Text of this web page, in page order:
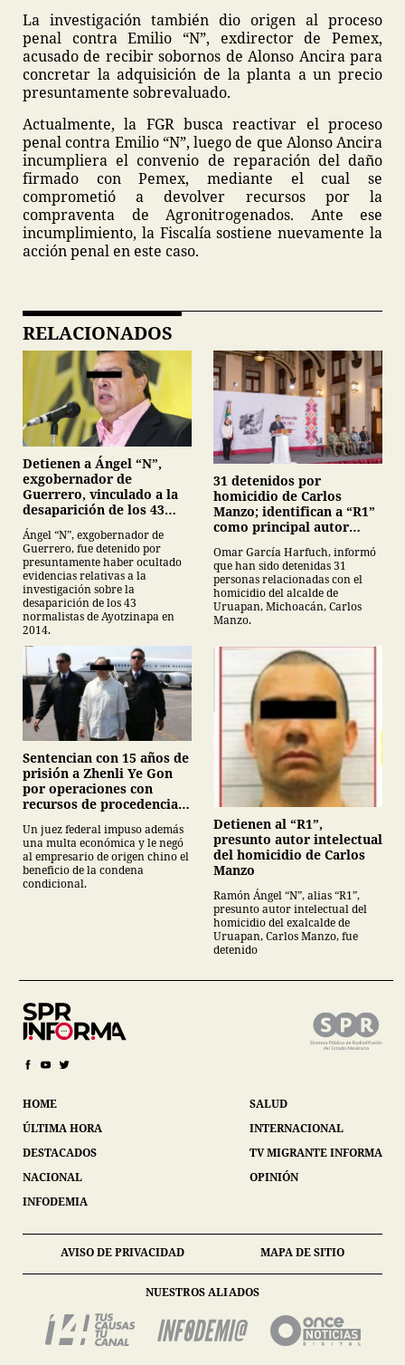
La investigación también dio origen al proceso
penal contra Emilio “N”, exdirector de Pemex,
acusado de recibir sobornos de Alonso Ancira para
concretar la adquisición de la planta a un precio
presuntamente sobrevaluado.
Actualmente, la FGR busca reactivar el proceso
penal contra Emilio “N”, luego de que Alonso Ancira
incumpliera el convenio de reparación del daño
firmado con Pemex, mediante el cual se
comprometió a devolver recursos por la
compraventa de Agronitrogenados. Ante ese
incumplimiento, la Fiscalía sostiene nuevamente la
acción penal en este caso.
RELACIONADOS
Detienen a Ángel “N”,
exgobernador de
Guerrero, vinculado a la
desaparición de los 43
normalistas de
Ayotzinapa
Ángel “N”, exgobernador de
Guerrero, fue detenido por
presuntamente haber ocultado
evidencias relativas a la
investigación sobre la
desaparición de los 43
normalistas de Ayotzinapa en
2014.
31 detenidos por
homicidio de Carlos
Manzo; identifican a “R1”
como principal autor
Omar García Harfuch, informó
que han sido detenidas 31
personas relacionadas con el
homicidio del alcalde de
Uruapan, Michoacán, Carlos
Manzo.
Sentencian con 15 años de
prisión a Zhenli Ye Gon
por operaciones con
recursos de procedencia
Un juez federal impuso además
una multa económica y le negó
al empresario de origen chino el
beneficio de la condena
condicional.
Detienen al “R1”,
presunto autor intelectual
del homicidio de Carlos
Manzo
Ramón Ángel “N”, alias “R1”,
presunto autor intelectual del
homicidio del exalcalde de
Uruapan, Carlos Manzo, fue
detenido
HOME
ÚLTIMA HORA
DESTACADOS
NACIONAL
INFODEMIA
SALUD
INTERNACIONAL
TV MIGRANTE INFORMA
OPINIÓN
AVISO DE PRIVACIDAD MAPA DE SITIO
NUESTROS ALIADOS